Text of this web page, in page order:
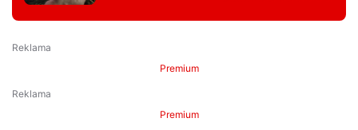
Premium
Premium